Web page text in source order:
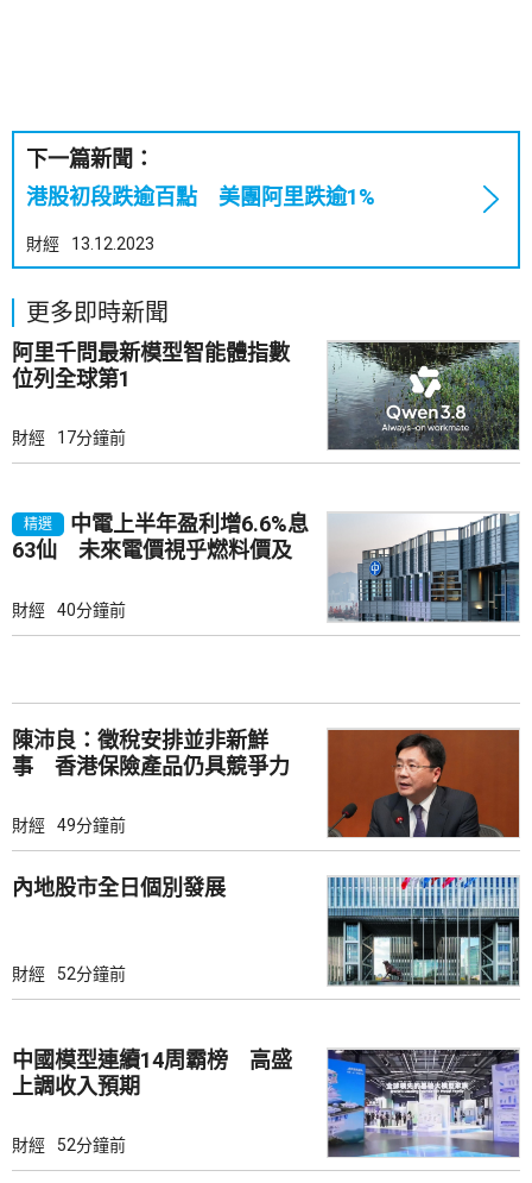
下一篇新聞：
港股初段跌逾百點 美團阿里跌逾1%
財經 13.12.2023
更多即時新聞
阿里千問最新模型智能體指數
位列全球第1
財經 17分鐘前
精選
中電上半年盈利增6.6%息
63仙 未來電價視乎燃料價及
財經 40分鐘前
陳沛良：徵稅安排並非新鮮
事 香港保險產品仍具競爭力
財經 49分鐘前
內地股市全日個別發展
財經 52分鐘前
中國模型連續14周霸榜 高盛
上調收入預期
財經 52分鐘前